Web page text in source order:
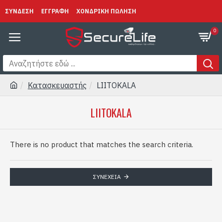
ΣΥΝΔΕΣΗ ΕΓΓΡΑΦΗ ΧΟΝΔΡΙΚΗ ΠΩΛΗΣΗ
0
Κατασκευαστής LIITOKALA
LIITOKALA
There is no product that matches the search criteria.
ΣΥΝΈΧΕΙΑ